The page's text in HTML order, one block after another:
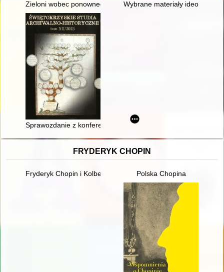
Zieloni wobec ponownego zjednoczenia Niemiec
Wybrane materiały
Sprawozdanie z konferencji "Archiwa rodzinne" (w ramach
FRYDERYK CHOPIN
Fryderyk Chopin i Kolbergowie. Wspomnienia i inspiracje
Polska Chopina